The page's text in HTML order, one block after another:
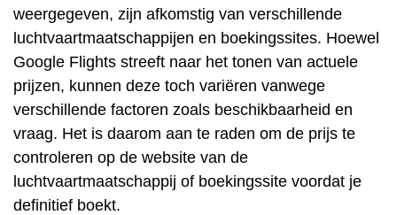
weergegeven, zijn afkomstig van verschillende
luchtvaartmaatschappijen en boekingssites. Hoewel
Google Flights streeft naar het tonen van actuele
prijzen, kunnen deze toch variëren vanwege
verschillende factoren zoals beschikbaarheid en
vraag. Het is daarom aan te raden om de prijs te
controleren op de website van de
luchtvaartmaatschappij of boekingssite voordat je
definitief boekt.